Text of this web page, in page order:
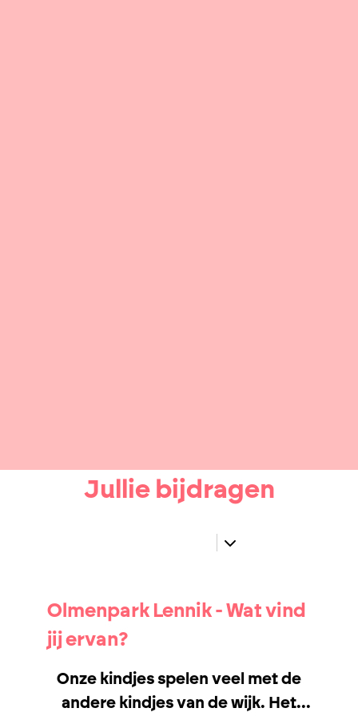
Jullie bijdragen
Olmenpark Lennik - Wat vind
jij ervan?
Onze kindjes spelen veel met de
andere kindjes van de wijk. Het